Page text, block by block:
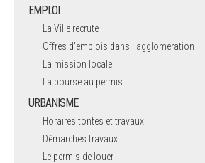
EMPLOI
La Ville recrute
Offres d'emplois dans l'agglomération
La mission locale
La bourse au permis
URBANISME
Horaires tontes et travaux
Démarches travaux
Le permis de louer